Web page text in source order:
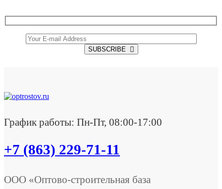
SUBSCRIBE
График работы: Пн-Пт, 08:00-17:00
+7 (863) 229-71-11
ООО «Оптово-строительная база